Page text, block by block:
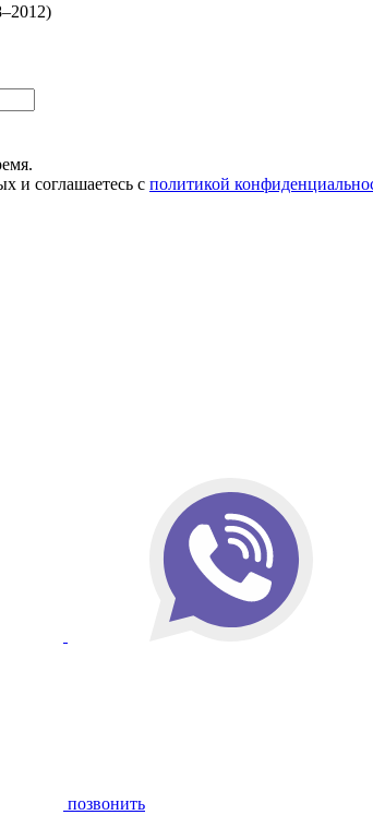
и соглашаетесь с политикой
позвонить